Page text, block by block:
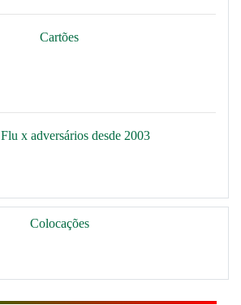
Cartões
Flu x adversários desde 2003
Colocações